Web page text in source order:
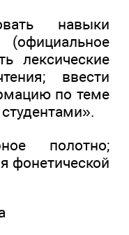
навыки
лексические
ввести
по теме
полотно;
фонетической